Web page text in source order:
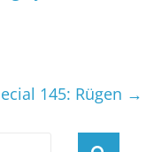
145: Rügen →